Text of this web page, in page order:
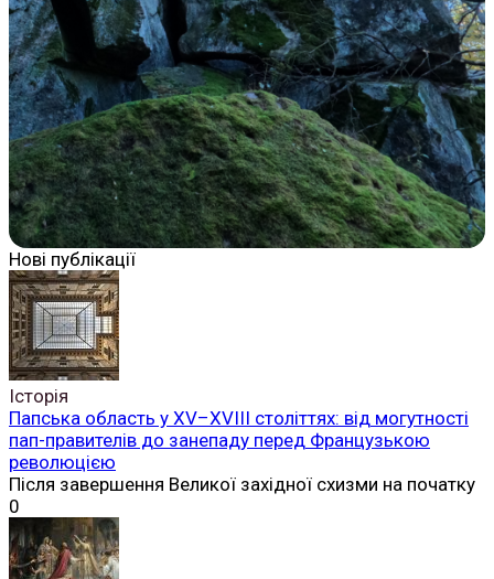
Нові публікації
Історія
Папська область у XV–XVIII століттях: від могутності
пап-правителів до занепаду перед Французькою
революцією
Після завершення Великої західної схизми на початку
0